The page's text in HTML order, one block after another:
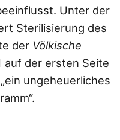
Unter der
Sterilisierung des
der Völkische
auf der ersten Seite
ungeheuerliches